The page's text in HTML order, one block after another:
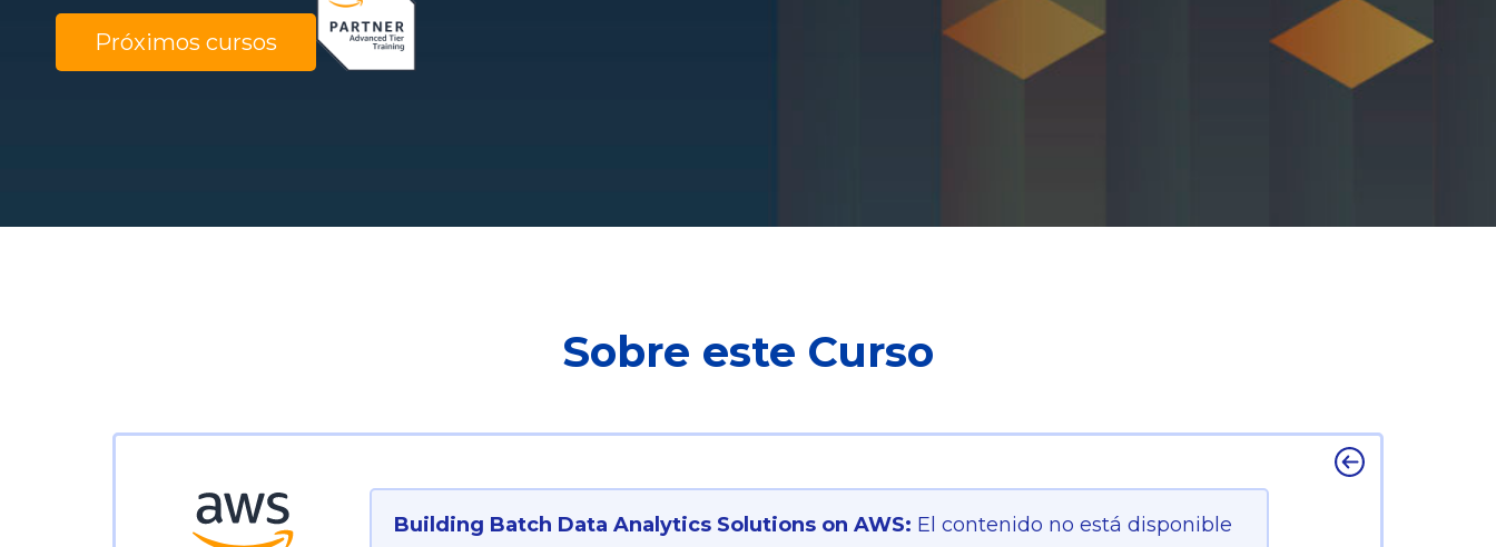
Próximos cursos
Sobre este Curso
Building Batch Data Analytics Solutions on AWS: El contenido no está disponible